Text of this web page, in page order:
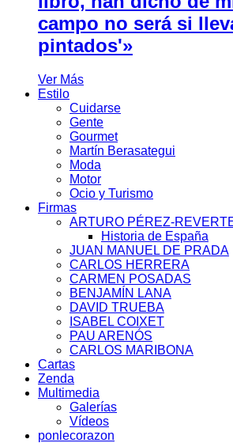
campo no será si
pintados'»
Ver Más
Estilo
Cuidarse
Gente
Gourmet
Martín Berasategui
Moda
Motor
Ocio y Turismo
Firmas
ARTURO PÉREZ-
Historia de España
JUAN MANUEL DE PRADA
CARLOS HERRERA
CARMEN POSADAS
BENJAMÍN LANA
DAVID TRUEBA
ISABEL COIXET
PAU ARENÓS
CARLOS MARIBONA
Cartas
Zenda
Multimedia
Galerías
Vídeos
ponlecorazon